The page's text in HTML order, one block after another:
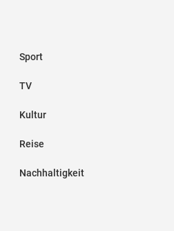
Sport
TV
Kultur
Reise
Nachhaltigkeit